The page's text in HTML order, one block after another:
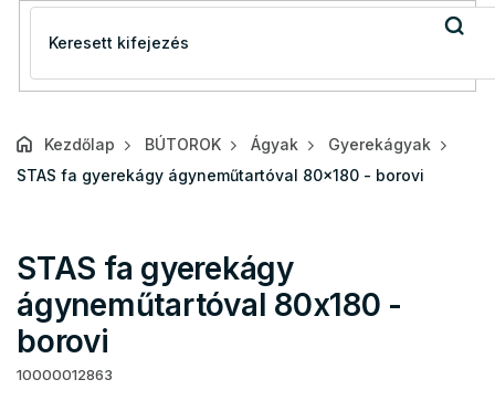
Kezdőlap BÚTOROK Ágyak
Gyerekágyak
STAS fa gyerekágy ágyneműtartóval 80x180 - borovi
STAS fa gyerekágy
ágyneműtartóval 80x180 -
borovi
10000012863